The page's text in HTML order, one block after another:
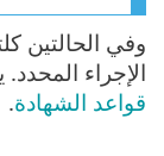
وفي الحالتين
الإجراء
قواعد الشهادة.